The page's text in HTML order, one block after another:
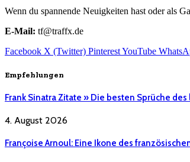
Wenn du spannende Neuigkeiten hast oder als
E-Mail: tf@traffx.de
Facebook X (Twitter) PinterestYouTube
Empfehlungen
Frank Sinatra Zitate » Die besten Sprüche
4. August 2026
Françoise Arnoul: Eine Ikone des